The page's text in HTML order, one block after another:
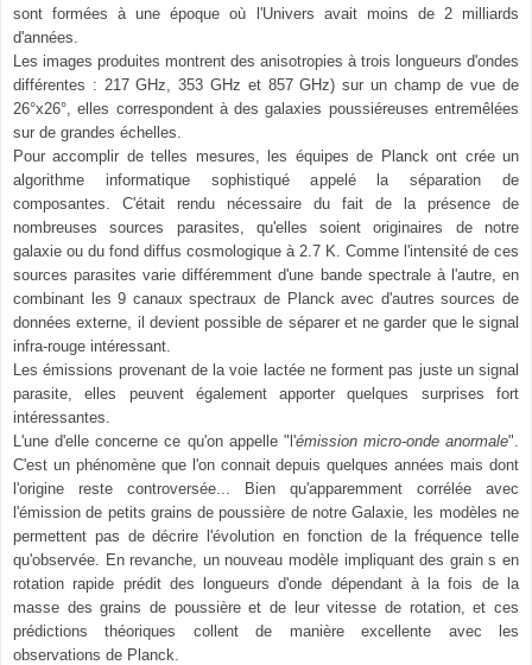
sont formées à une époque où l'Univers avait moins de 2 milliards
d'années.
Les images produites montrent des anisotropies à trois longueurs d'ondes
différentes : 217 GHz, 353 GHz et 857 GHz) sur un champ de vue de
26°x26°, elles correspondent à des galaxies poussiéreuses entremêlées
sur de grandes échelles.
Pour accomplir de telles mesures, les équipes de Planck ont crée un
algorithme informatique sophistiqué appelé la séparation de
composantes. C'était rendu nécessaire du fait de la présence de
nombreuses sources parasites, qu'elles soient originaires de notre
galaxie ou du fond diffus cosmologique à 2.7 K. Comme l'intensité de ces
sources parasites varie différemment d'une bande spectrale à l'autre, en
combinant les 9 canaux spectraux de Planck avec d'autres sources de
données externe, il devient possible de séparer et ne garder que le signal
infra-rouge intéressant.
Les émissions provenant de la voie lactée ne forment pas juste un signal
parasite, elles peuvent également apporter quelques surprises fort
intéressantes.
L'une d'elle concerne ce qu'on appelle "l'émission micro-onde anormale".
C'est un phénomène que l'on connait depuis quelques années mais dont
l'origine reste controversée... Bien qu'apparemment corrélée avec
l'émission de petits grains de poussière de notre Galaxie, les modèles ne
permettent pas de décrire l'évolution en fonction de la fréquence telle
qu'observée. En revanche, un nouveau modèle impliquant des grain s en
rotation rapide prédit des longueurs d'onde dépendant à la fois de la
masse des grains de poussière et de leur vitesse de rotation, et ces
prédictions théoriques collent de manière excellente avec les
observations de Planck.